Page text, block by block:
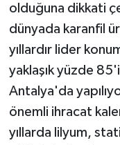
olduğuna dikkati
dünyada karanfil
yıllardır lider
yaklaşık yüzde
Antalya'da
önemli ihracat
yıllarda lilyum,